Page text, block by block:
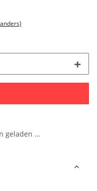
geladen ...